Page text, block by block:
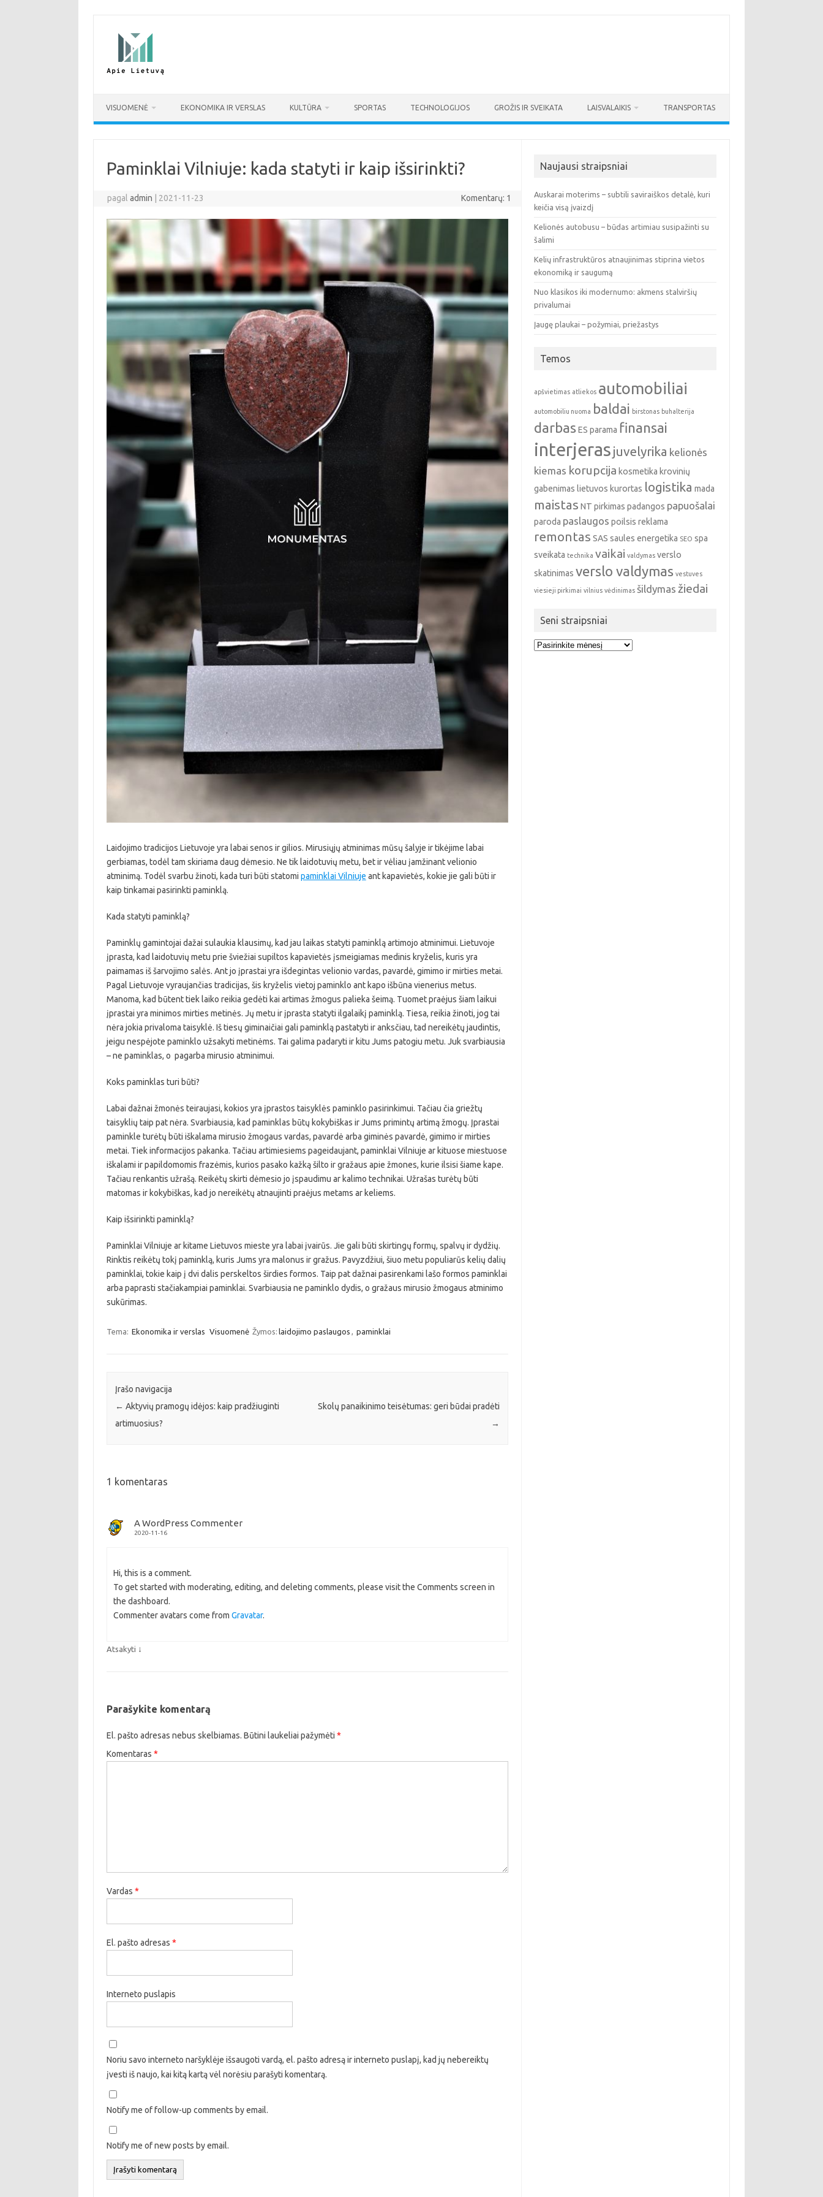
VISUOMENĖ EKONOMIKA IR VERSLAS KULTŪRA SPORTAS TECHNOLOGIJOS GROŽIS IR SVEIKATA LAISVALAIKIS TRANSPORTAS
Paminklai Vilniuje: kada statyti ir kaip išsirinkti?
pagaladmin 2021-11-23 Komentarų: 1
Laidojimo tradicijos Lietuvoje yra labai senos ir gilios. Mirusiųjų atminimas mūsų šalyje ir tikėjime labai
gerbiamas, todėl tam skiriama daug dėmesio. Ne tik laidotuvių metu, bet ir vėliau įamžinant velionio
atminimą. Todėl svarbu žinoti, kada turi būti statomi paminklai Vilniuje ant kapavietės, kokie jie gali būti ir
kaip tinkamai pasirinkti paminklą.
Kada statyti paminklą?
Paminklų gamintojai dažai sulaukia klausimų, kad jau laikas statyti paminklą artimojo atminimui. Lietuvoje
įprasta, kad laidotuvių metu prie šviežiai supiltos kapavietės įsmeigiamas medinis kryželis, kuris yra
paimamas iš šarvojimo salės. Ant jo įprastai yra išdegintas velionio vardas, pavardė, gimimo ir mirties metai.
Pagal Lietuvoje vyraujančias tradicijas, šis kryželis vietoj paminklo ant kapo išbūna vienerius metus.
Manoma, kad būtent tiek laiko reikia gedėti kai artimas žmogus palieka šeimą. Tuomet praėjus šiam laikui
įprastai yra minimos mirties metinės. Jų metu ir įprasta statyti ilgalaikį paminklą. Tiesa, reikia žinoti, jog tai
nėra jokia privaloma taisyklė. Iš tiesų giminaičiai gali paminklą pastatyti ir anksčiau, tad nereikėtų jaudintis,
jeigu nespėjote paminklo užsakyti metinėms. Tai galima padaryti ir kitu Jums patogiu metu. Juk svarbiausia
– ne paminklas, o pagarba mirusio atminimui.
Koks paminklas turi būti?
Labai dažnai žmonės teiraujasi, kokios yra įprastos taisyklės paminklo pasirinkimui. Tačiau čia griežtų
taisyklių taip pat nėra. Svarbiausia, kad paminklas būtų kokybiškas ir Jums primintų artimą žmogų. Įprastai
paminkle turėtų būti iškalama mirusio žmogaus vardas, pavardė arba giminės pavardė, gimimo ir mirties
metai. Tiek informacijos pakanka. Tačiau artimiesiems pageidaujant, paminklai Vilniuje ar kituose miestuose
iškalami ir papildomomis frazėmis, kurios pasako kažką šilto ir gražaus apie žmones, kurie ilsisi šiame kape.
Tačiau renkantis užrašą. Reikėtų skirti dėmesio jo įspaudimu ar kalimo technikai. Užrašas turėtų būti
matomas ir kokybiškas, kad jo nereikėtų atnaujinti praėjus metams ar keliems.
Kaip išsirinkti paminklą?
Paminklai Vilniuje ar kitame Lietuvos mieste yra labai įvairūs. Jie gali būti skirtingų formų, spalvų ir dydžių.
Rinktis reikėtų tokį paminklą, kuris Jums yra malonus ir gražus. Pavyzdžiui, šiuo metu populiarūs kelių dalių
paminklai, tokie kaip į dvi dalis perskeltos širdies formos. Taip pat dažnai pasirenkami lašo formos paminklai
arba paprasti stačiakampiai paminklai. Svarbiausia ne paminklo dydis, o gražaus mirusio žmogaus atminimo
sukūrimas.
Tema: Ekonomika ir verslas Visuomenė Žymos: laidojimo paslaugos , paminklai
Įrašo navigacija
← Aktyvių pramogų idėjos: kaip pradžiuginti
artimuosius?
Skolų panaikinimo teisėtumas: geri būdai pradėti
→
1 komentaras
A WordPress Commenter
2020-11-16
Hi, this is a comment.
To get started with moderating, editing, and deleting comments, please visit the Comments screen in
the dashboard.
Commenter avatars come from Gravatar.
Atsakyti ↓
Parašykite komentarą
El. pašto adresas nebus skelbiamas. Būtini laukeliai pažymėti *
Komentaras *
Vardas *
El. pašto adresas *
Interneto puslapis
Noriu savo interneto naršyklėje išsaugoti vardą, el. pašto adresą ir interneto puslapį, kad jų nebereiktų
įvesti iš naujo, kai kitą kartą vėl norėsiu parašyti komentarą.
Notify me of follow-up comments by email.
Notify me of new posts by email.
Naujausi straipsniai
Auskarai moterims – subtili saviraiškos detalė, kuri
keičia visą įvaizdį
Kelionės autobusu – būdas artimiau susipažinti su
šalimi
Kelių infrastruktūros atnaujinimas stiprina vietos
ekonomiką ir saugumą
Nuo klasikos iki modernumo: akmens stalviršių
privalumai
Įaugę plaukai – požymiai, priežastys
Temos
apšvietimas atliekos automobiliai
automobiliu nuoma baldai birstonas buhalterija
darbas ES parama finansai
interjeras juvelyrika kelionės
kiemas korupcija kosmetika krovinių
gabenimas lietuvos kurortas logistika mada
maistas NT pirkimas padangos papuošalai
paroda paslaugos poilsis reklama
remontas SAS saules energetika SEO spa
sveikata technika vaikai valdymas verslo
skatinimas verslo valdymas vestuves
viesieji pirkimai vilnius vėdinimas šildymas žiedai
Seni straipsniai
Seni